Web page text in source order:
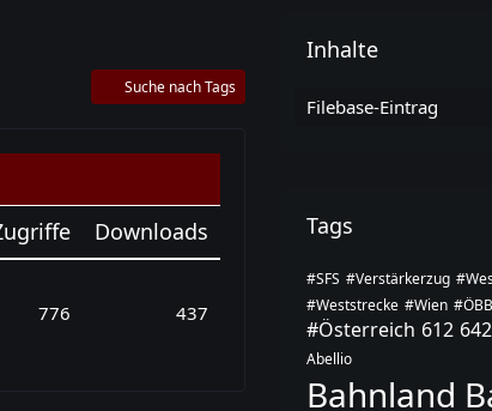
Suche nach Tags
Downloads
776 437
Inhalte
Filebase-Eintrag
Tags
#SFS #Verstärkerzug
#Weststrecke #Wien
#Österreich 612 642
Abellio
Bahnland